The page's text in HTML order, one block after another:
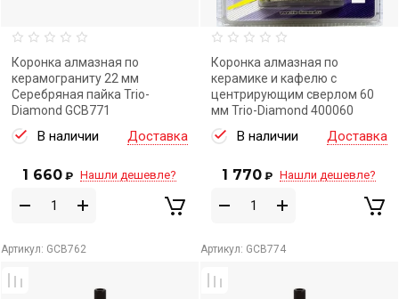
Коронка алмазная по
керамограниту 22 мм
Серебряная пайка Trio-
Diamond GCB771
В наличии Доставка
1 660 ₽ Нашли дешевле?
Коронка алмазная по
керамике и кафелю с
центрирующим сверлом 60
мм Trio-Diamond 400060
В наличии Доставка
1 770 ₽ Нашли дешевле?
Артикул: GCB762 Артикул: GCB774